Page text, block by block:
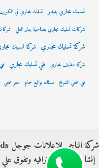
تسليك مجاري بنيدر تسليك مجاري في الكويت
شركات تسليك مجاري بضاحية جابر العلي
شركة تسليك مجاري شركة تسليك
شركة تنظيف مجاري فني تسليك مجاري
فني صحي الشويخ مسلك بواليع حمام معلم صحي
شركة الناجي للإعلانات جوجل ads
إنشاء حملات إحترافيه وتفوق